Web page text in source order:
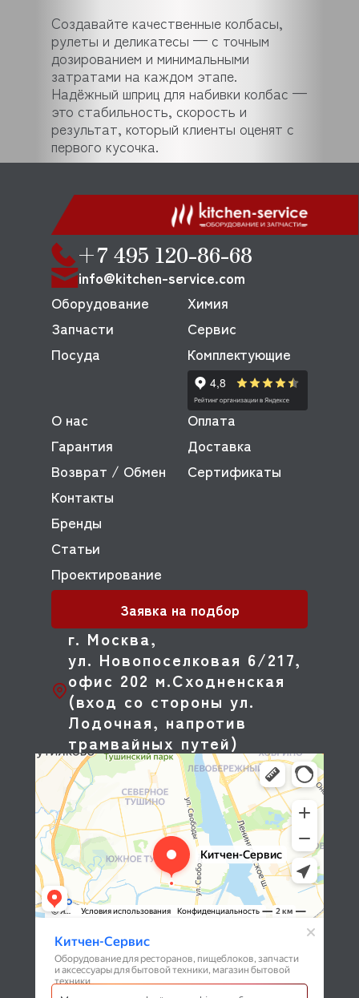
Создавайте качественные колбасы,
рулеты и деликатесы — с точным
дозированием и минимальными
затратами на каждом этапе.
Надёжный шприц для набивки колбас —
это стабильность, скорость и
результат, который клиенты оценят с
первого кусочка.
+7 495 120-86-68
info@kitchen-service.com
г. Москва,
ул. Новопоселковая 6/217,
офис 202 м.Сходненская
(вход со стороны ул.
Лодочная, напротив
трамвайных путей)
Оборудование
Запчасти
Посуда
Химия
Сервис
Комплектующие
О нас
Оплата
Гарантия
Доставка
Возврат / Обмен
Сертификаты
Контакты
Бренды
Статьи
Проектирование
Заявка на подбор